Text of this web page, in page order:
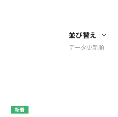
データ更新順
新着